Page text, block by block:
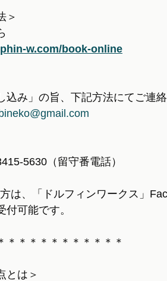
＞
w.com/book-online
込み」の旨、下記方法にてご連絡
5630（留守番電話）
は、「ドルフィンワークス」
付可能です。
＊＊＊＊＊＊＊＊＊＊＊
とは＞